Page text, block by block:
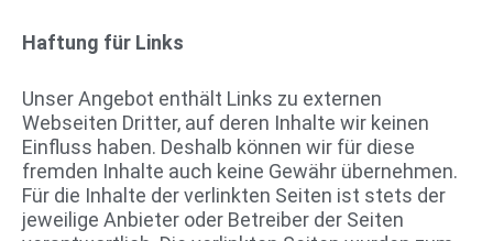
Haftung für Links
Unser Angebot enthält Links zu externen
Webseiten Dritter, auf deren Inhalte wir keinen
Einfluss haben. Deshalb können wir für diese
fremden Inhalte auch keine Gewähr übernehmen.
Für die Inhalte der verlinkten Seiten ist stets der
jeweilige Anbieter oder Betreiber der Seiten